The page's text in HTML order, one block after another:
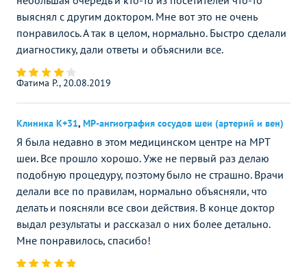
выяснял с другим доктором. Мне вот это не очень
понравилось. А так в целом, нормально. Быстро сделали
диагностику, дали ответы и объяснили все.
Фатима Р., 20.08.2019
Клиника К+31, МР-ангиография сосудов шеи (артерий и вен)
Я была недавно в этом медицинском центре на МРТ
шеи. Все прошло хорошо. Уже не первый раз делаю
подобную процедуру, поэтому было не страшно. Врачи
делали все по правилам, нормально объясняли, что
делать и поясняли все свои действия. В конце доктор
выдал результаты и рассказал о них более детально.
Мне понравилось, спасибо!